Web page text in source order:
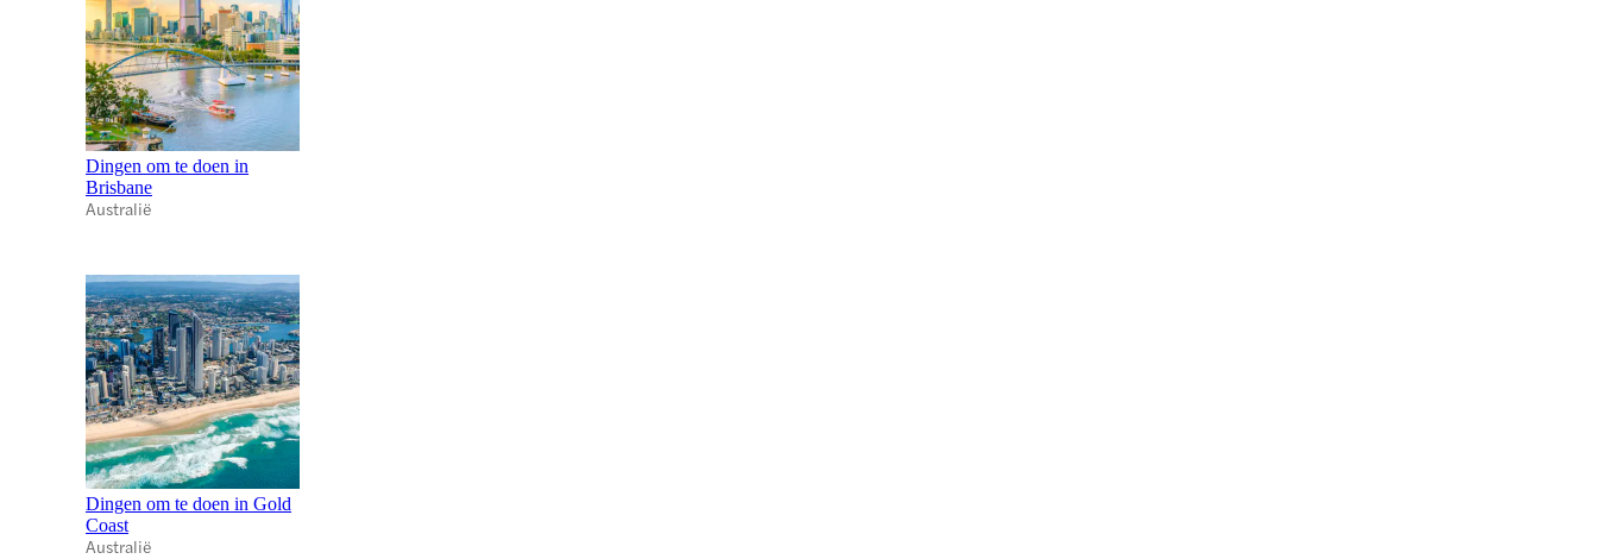
Dingen om te doen in
Brisbane
Australië
Dingen om te doen in Gold
Coast
Australië